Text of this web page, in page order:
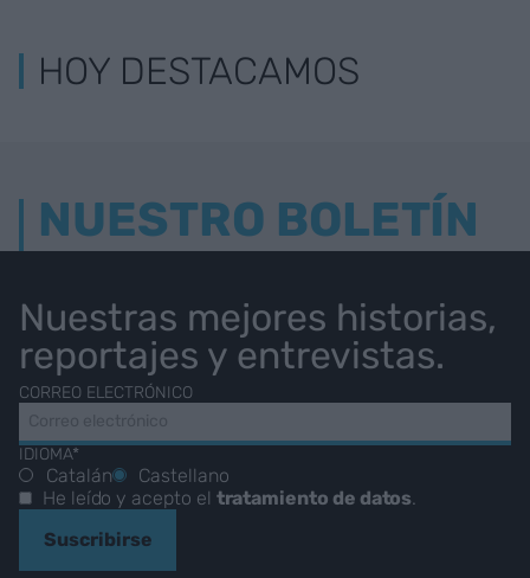
HOY DESTACAMOS
NUESTRO BOLETÍN
Nuestras mejores historias,
reportajes y entrevistas.
CORREO ELECTRÓNICO
IDIOMA*
Catalán
Castellano
He leído y acepto el tratamiento de datos
Suscribirse